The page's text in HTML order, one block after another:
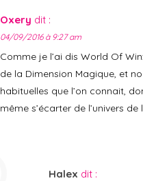
Oxery dit :
04/09/2016 à 9:27 am
Comme je l’ai dis World Of
de la Dimension Magique, et
habituelles que l’on connait,
même s’écarter de l’univers de
Halex dit :